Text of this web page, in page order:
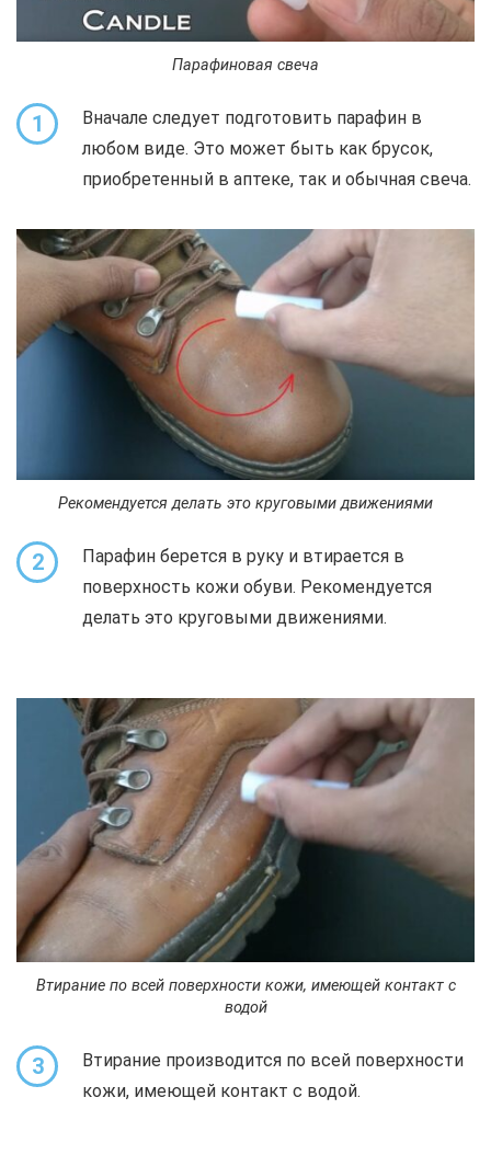
Парафиновая свеча
1
Вначале следует подготовить парафин в
любом виде. Это может быть как брусок,
приобретенный в аптеке, так и обычная свеча.
Рекомендуется делать это круговыми движениями
2
Парафин берется в руку и втирается в
поверхность кожи обуви. Рекомендуется
делать это круговыми движениями.
Втирание по всей поверхности кожи, имеющей контакт с
водой
3
Втирание производится по всей поверхности
кожи, имеющей контакт с водой.